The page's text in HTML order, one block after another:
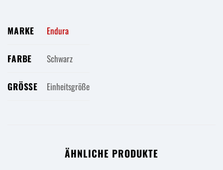
MARKE Endura
FARBE Schwarz
GRÖSSE Einheitsgröße
ÄHNLICHE PRODUKTE